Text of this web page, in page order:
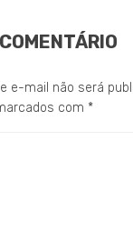
e-mail não será
com *